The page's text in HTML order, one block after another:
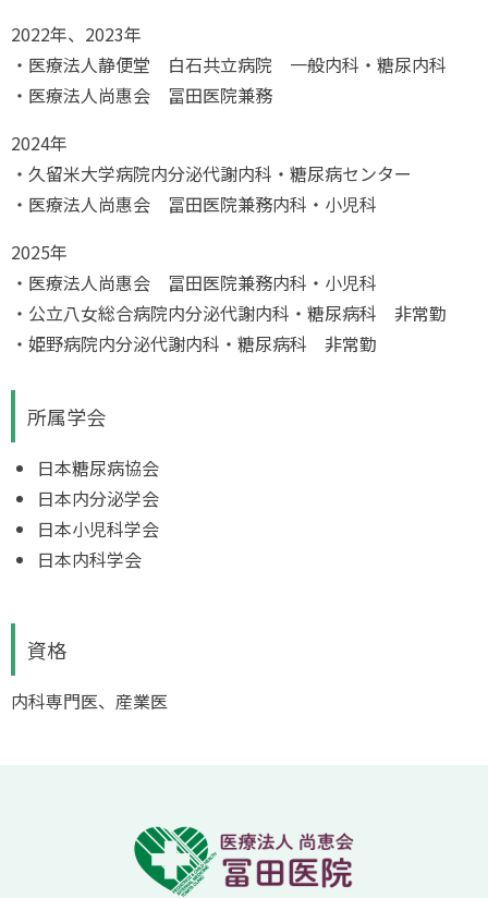
2022年、2023年
・医療法人静便堂 白石共立病院 一般内科・糖尿内科
・医療法人尚惠会 冨田医院兼務
2024年
・久留米大学病院内分泌代謝内科・糖尿病センター
・医療法人尚惠会 冨田医院兼務内科・小児科
2025年
・医療法人尚惠会 冨田医院兼務内科・小児科
・公立八女総合病院内分泌代謝内科・糖尿病科 非常勤
・姫野病院内分泌代謝内科・糖尿病科 非常勤
所属学会
日本糖尿病協会
日本内分泌学会
日本小児科学会
日本内科学会
資格
内科専門医、産業医